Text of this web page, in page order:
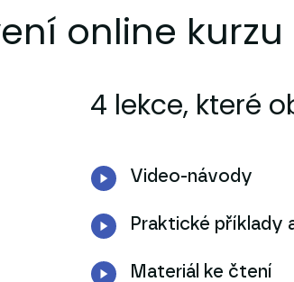
online kurzu
4 lekce, které
Video-návody
Praktické příklady
Materiál ke čtení